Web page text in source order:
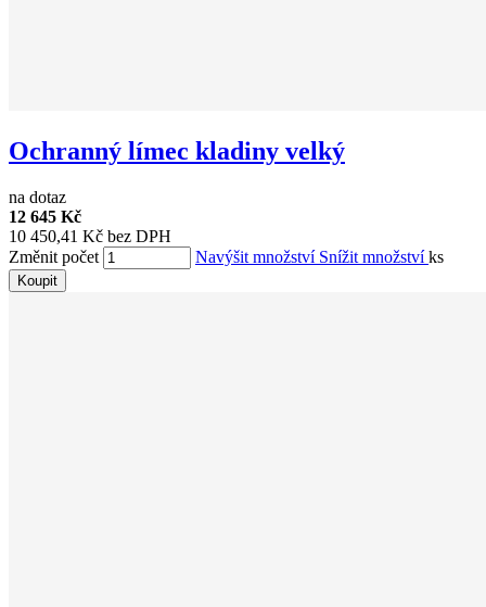
Ochranný límec kladiny velký
na dotaz
12 645 Kč
10 450,41 Kč bez DPH
Změnit počet
Navýšit množství Snížit množstvíks
Koupit